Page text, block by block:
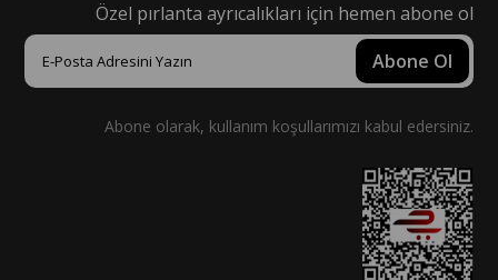
Özel pırlanta ayrıcalıkları için hemen abone ol
Abone Ol
Abone olarak, kullanım koşullarımızı kabul edersiniz.